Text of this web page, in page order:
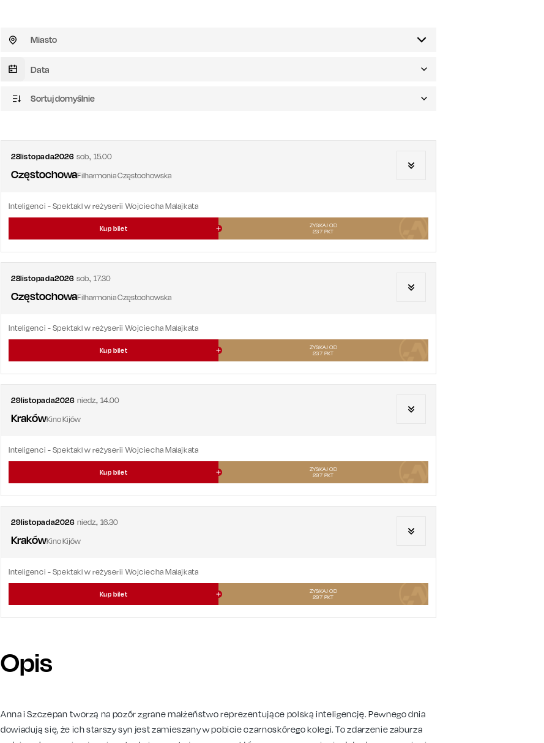
Miasto
Sortuj domyślnie
28listopada2026 sob.,15.00
CzęstochowaFilharmonia Częstochowska
Inteligenci - Spektakl w reżyserii Wojciecha Malajkata
Kup bilet
ZYSKAJ OD
237 PKT
28listopada2026 sob.,17.30
CzęstochowaFilharmonia Częstochowska
Inteligenci - Spektakl w reżyserii Wojciecha Malajkata
Kup bilet
ZYSKAJ OD
237 PKT
29listopada2026 niedz.,14.00
KrakówKino Kijów
Inteligenci - Spektakl w reżyserii Wojciecha Malajkata
Kup bilet
ZYSKAJ OD
297 PKT
29listopada2026 niedz.,16.30
KrakówKino Kijów
Inteligenci - Spektakl w reżyserii Wojciecha Malajkata
Kup bilet
ZYSKAJ OD
297 PKT
Opis
Annai Szczepan tworzą na pozór zgrane małżeństwo reprezentujące polską inteligencję. Pewnego dnia
dowiadują się, że ich starszy syn jest zamieszany w pobicie czarnoskórego kolegi. To zdarzenie zaburza